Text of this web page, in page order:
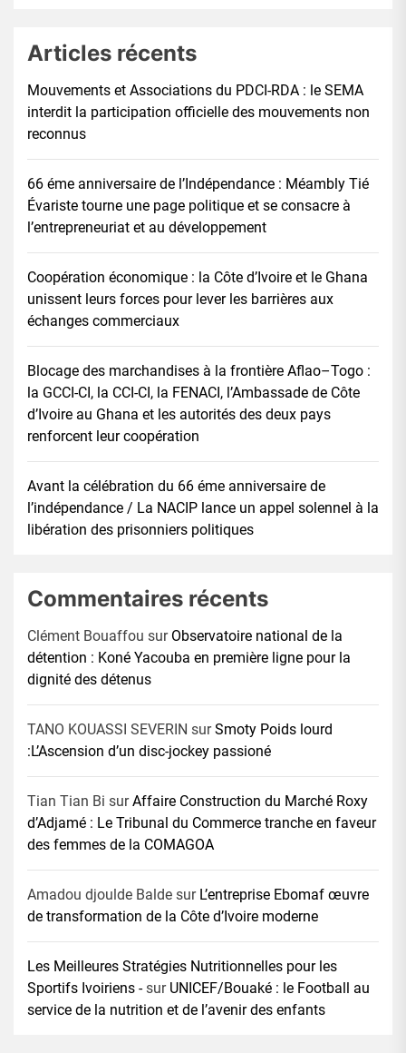
Articles récents
Mouvements et Associations du PDCI-RDA : le SEMA
interdit la participation officielle des mouvements non
reconnus
66 éme anniversaire de l’Indépendance : Méambly Tié
Évariste tourne une page politique et se consacre à
l’entrepreneuriat et au développement
Coopération économique : la Côte d’Ivoire et le Ghana
unissent leurs forces pour lever les barrières aux
échanges commerciaux
Blocage des marchandises à la frontière Aflao–Togo :
la GCCI-CI, la CCI-CI, la FENACI, l’Ambassade de Côte
d’Ivoire au Ghana et les autorités des deux pays
renforcent leur coopération
Avant la célébration du 66 éme anniversaire de
l’indépendance / La NACIP lance un appel solennel à la
libération des prisonniers politiques
Commentaires récents
Clément Bouaffou sur Observatoire national de la
détention : Koné Yacouba en première ligne pour la
dignité des détenus
TANO KOUASSI SEVERIN surSmoty Poids lourd
:L’Ascension d’un disc-jockey passioné
Tian Tian Bi surAffaire Construction du Marché Roxy
d’Adjamé : Le Tribunal du Commerce tranche en faveur
des femmes de la COMAGOA
Amadou djoulde Balde sur L’entreprise Ebomaf œuvre
de transformation de la Côte d’Ivoire moderne
Les Meilleures Stratégies Nutritionnelles pour les
Sportifs Ivoiriens -sur UNICEF/Bouaké : le Football au
service de la nutrition et de l’avenir des enfants